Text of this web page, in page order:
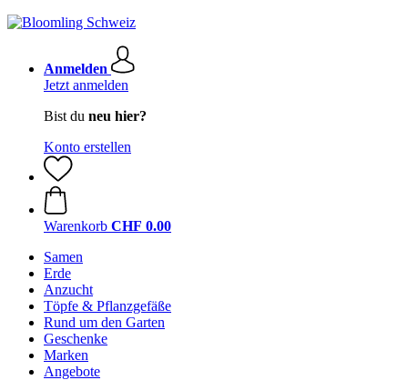
Anmelden
Jetzt anmelden
Bist du neu hier?
Konto erstellen
Warenkorb CHF 0.00
Samen
Erde
Anzucht
Töpfe & Pflanzgefäße
Rund um den Garten
Geschenke
Marken
Angebote